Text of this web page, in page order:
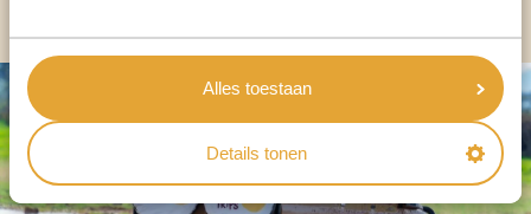
Alles toestaan
Details tonen